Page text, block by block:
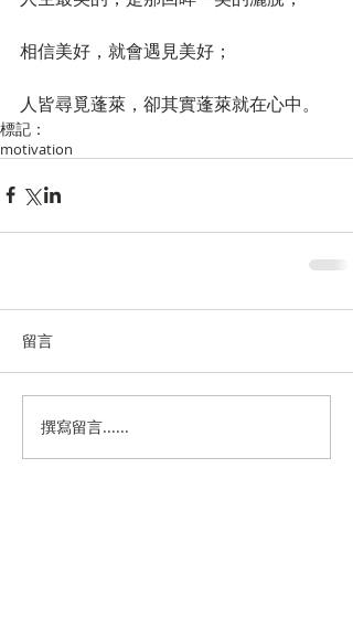
相信美好，就會遇見美好；
人皆尋覓蓬萊，卻其實蓬萊就在心中。
標記：
motivation
留言
撰寫留言......